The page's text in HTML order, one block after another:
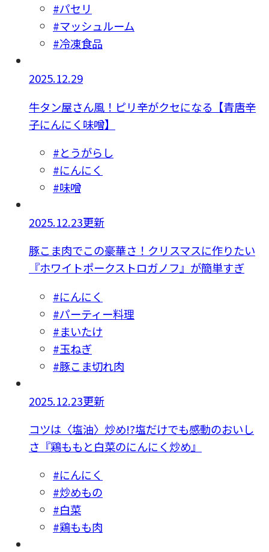
#パセリ
#マッシュルーム
#冷凍食品
2025.12.29
牛タン屋さん風！ピリ辛がクセになる【青唐辛
子にんにく味噌】
#とうがらし
#にんにく
#味噌
2025.12.23更新
豚こま肉でこの豪華さ！クリスマスに作りたい
『ホワイトポークストロガノフ』が簡単すぎ
#にんにく
#パーティー料理
#まいたけ
#玉ねぎ
#豚こま切れ肉
2025.12.23更新
コツは〈塩油〉炒め!?塩だけでも感動のおいし
さ『鶏ももと白菜のにんにく炒め』
#にんにく
#炒めもの
#白菜
#鶏もも肉